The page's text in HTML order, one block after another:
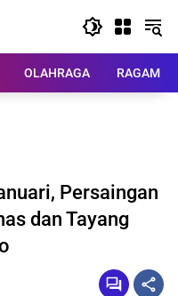
OLAHRAGA RAGAM
Persaingan
dan Tayang